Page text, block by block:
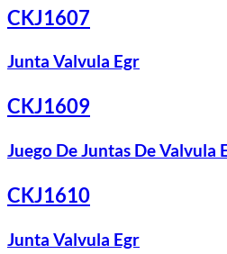
CKJ1607
Junta Valvula Egr
CKJ1609
Juego De Juntas De Valvula
CKJ1610
Junta Valvula Egr